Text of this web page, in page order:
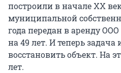
построили в начале XX
муниципальной
года передан в аренду
на 49 лет. И теперь
восстановить объект. На
лет.